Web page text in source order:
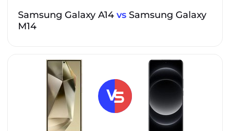
Samsung Galaxy A14 vs Samsung Galaxy
M14